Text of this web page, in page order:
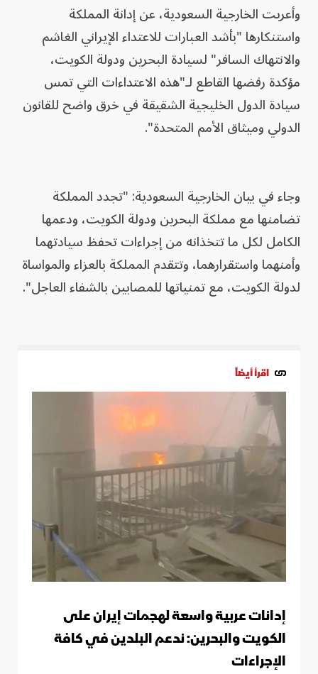
وأعربت الخارجية السعودية، عن إدانة المملكة
واستنكارها "بأشد العبارات للاعتداء الإيراني الغاشم
والانتهاك السافر" لسيادة البحرين ودولة الكويت،
مؤكدة رفضها القاطع لـ"هذه الاعتداءات التي تمس
سيادة الدول الخليجية الشقيقة في خرق واضح للقانون
الدولي وميثاق الأمم المتحدة".
وجاء في بيان الخارجية السعودية: "تجدد المملكة
تضامنها مع مملكة البحرين ودولة الكويت، ودعمها
الكامل لكل ما تتخذانه من إجراءات تحفظ سيادتهما
وأمنهما واستقرارهما، وتتقدم المملكة بالعزاء والمواساة
لدولة الكويت، مع تمنياتها للمصابين بالشفاء العاجل".
اقرأ أيضاً
إدانات عربية واسعة لهجمات إيران على
الكويت والبحرين: ندعم البلدين في كافة
الإجراءات